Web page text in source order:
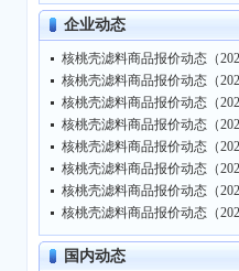
企业动态
核桃壳滤料商品报价动态（
核桃壳滤料商品报价动态（
核桃壳滤料商品报价动态（
核桃壳滤料商品报价动态（
核桃壳滤料商品报价动态（
核桃壳滤料商品报价动态（
核桃壳滤料商品报价动态（
核桃壳滤料商品报价动态（
国内动态